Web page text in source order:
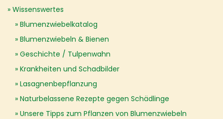
Wissenswertes
Blumenzwiebelkatalog
Blumenzwiebeln & Bienen
Geschichte / Tulpenwahn
Krankheiten und Schadbilder
Lasagnenbepflanzung
Naturbelassene Rezepte gegen Schädlinge
Unsere Tipps zum Pflanzen von Blumenzwiebeln